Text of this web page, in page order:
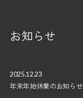
お知らせ
2025.12.23
年末年始休業のお知らせ